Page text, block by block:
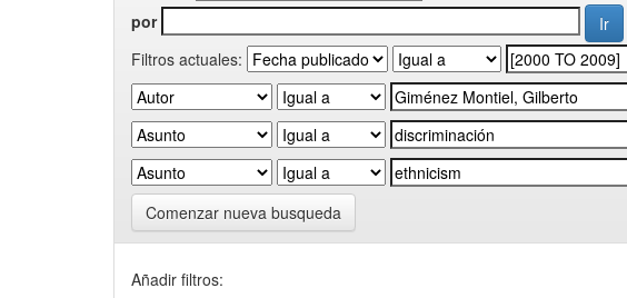
por
Filtros actuales:
Comenzar nueva busqueda
Añadir filtros: